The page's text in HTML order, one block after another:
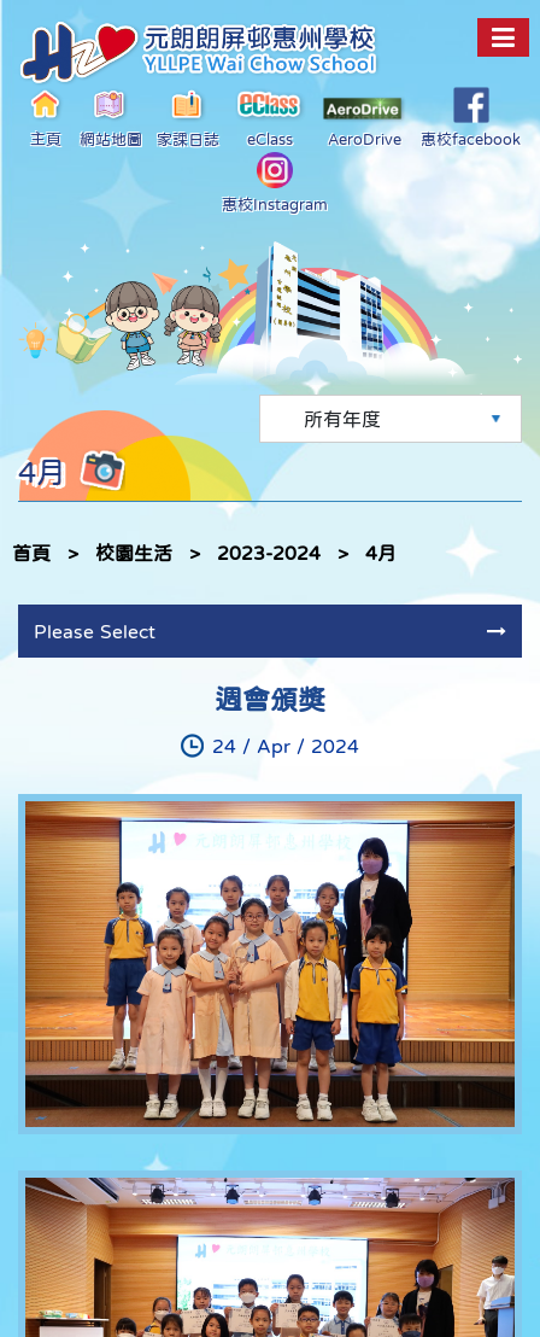
主頁 網站地圖 家課日誌 eClass AeroDrive 惠校facebook
惠校Instagram
4月
首頁 > 校園生活 > 2023-2024 > 4月
Please Select
週會頒獎
24 / Apr / 2024